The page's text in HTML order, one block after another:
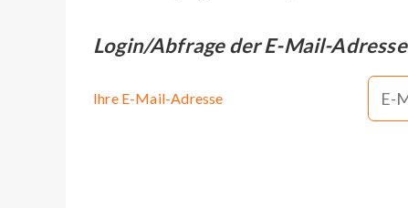
Login/Abfrage der E-Mail-Adresse
Ihre E-Mail-Adresse